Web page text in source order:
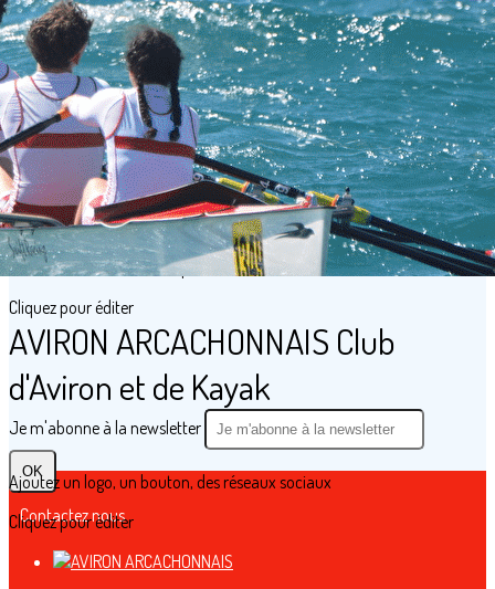
Exporter les lignes sélectionnées
Exporter toutes les colonnes
Exporter uniquement les colonnes affichées
Menu
?>
Images de la page d'accueil
Cliquez pour éditer
Texte, bouton et/ou inscription à la newsletter
Cliquez pour éditer
AVIRON ARCACHONNAIS Club
d'Aviron et de Kayak
Je m'abonne à la newsletter
OK
Contactez nous
Ajoutez un logo, un bouton, des réseaux sociaux
Cliquez pour éditer